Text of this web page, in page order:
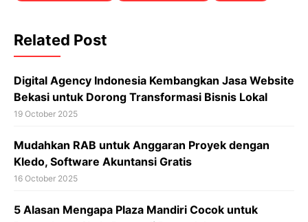
Related Post
Digital Agency Indonesia Kembangkan Jasa Website
Bekasi untuk Dorong Transformasi Bisnis Lokal
19 October 2025
Mudahkan RAB untuk Anggaran Proyek dengan
Kledo, Software Akuntansi Gratis
16 October 2025
5 Alasan Mengapa Plaza Mandiri Cocok untuk